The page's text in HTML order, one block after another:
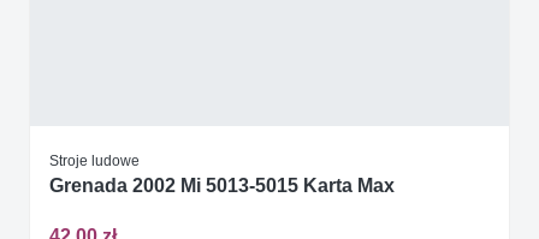
Stroje ludowe
Grenada 2002 Mi 5013-5015 Karta Max